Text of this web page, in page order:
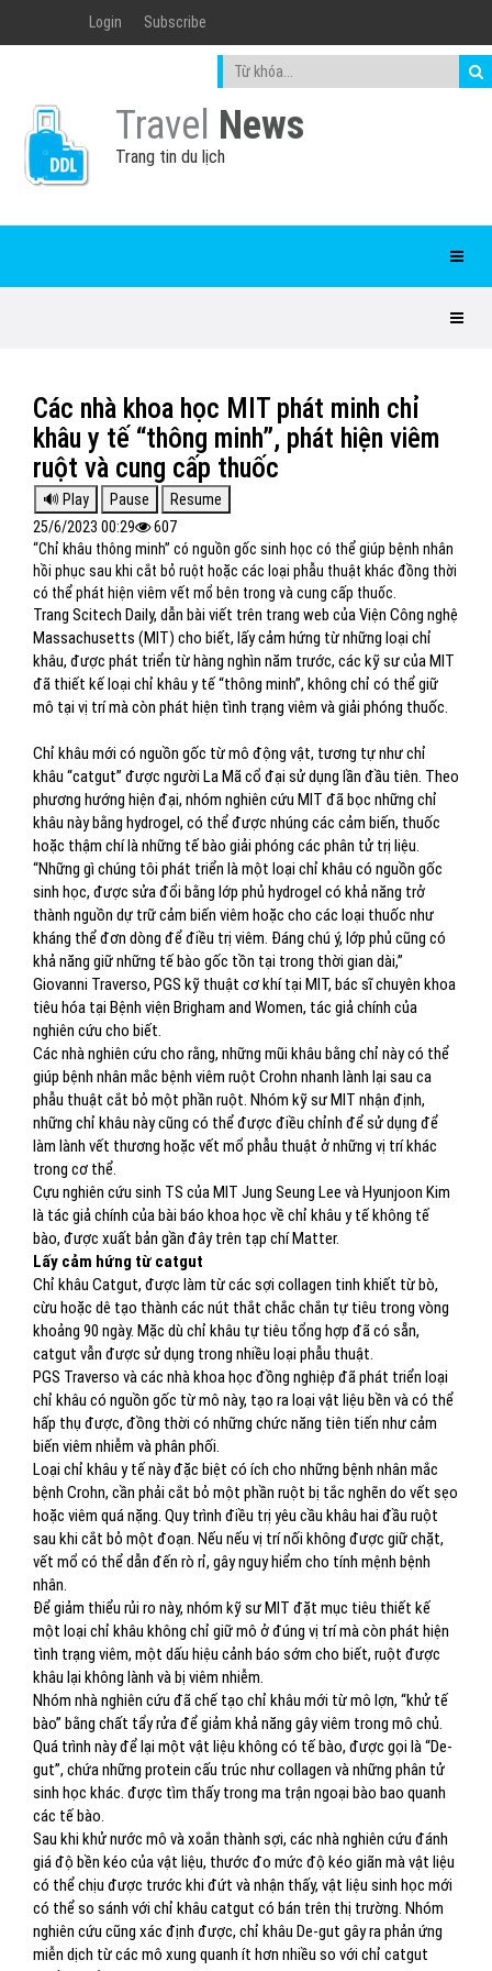
Login Subscribe
Travel News
Trang tin du lịch
Các nhà khoa học MIT phát minh chỉ
khâu y tế “thông minh”, phát hiện viêm
ruột và cung cấp thuốc
25/6/2023 00:29
607
“Chỉ khâu thông minh” có nguồn gốc sinh học có thể giúp bệnh nhân
hồi phục sau khi cắt bỏ ruột hoặc các loại phẫu thuật khác đồng thời
có thể phát hiện viêm vết mổ bên trong và cung cấp thuốc.
Trang Scitech Daily, dẫn bài viết trên trang web của Viện Công nghệ
Massachusetts (MIT) cho biết, lấy cảm hứng từ những loại chỉ
khâu, được phát triển từ hàng nghìn năm trước, các kỹ sư của MIT
đã thiết kế loại chỉ khâu y tế “thông minh”, không chỉ có thể giữ
mô tại vị trí mà còn phát hiện tình trạng viêm và giải phóng thuốc.
Chỉ khâu mới có nguồn gốc từ mô động vật, tương tự như chỉ
khâu “catgut” được người La Mã cổ đại sử dụng lần đầu tiên. Theo
phương hướng hiện đại, nhóm nghiên cứu MIT đã bọc những chỉ
khâu này bằng hydrogel, có thể được nhúng các cảm biến, thuốc
hoặc thậm chí là những tế bào giải phóng các phân tử trị liệu.
“Những gì chúng tôi phát triển là một loại chỉ khâu có nguồn gốc
sinh học, được sửa đổi bằng lớp phủ hydrogel có khả năng trở
thành nguồn dự trữ cảm biến viêm hoặc cho các loại thuốc như
kháng thể đơn dòng để điều trị viêm. Đáng chú ý, lớp phủ cũng có
khả năng giữ những tế bào gốc tồn tại trong thời gian dài,”
Giovanni Traverso, PGS kỹ thuật cơ khí tại MIT, bác sĩ chuyên khoa
tiêu hóa tại Bệnh viện Brigham and Women, tác giả chính của
nghiên cứu cho biết.
Các nhà nghiên cứu cho rằng, những mũi khâu bằng chỉ này có thể
giúp bệnh nhân mắc bệnh viêm ruột Crohn nhanh lành lại sau ca
phẫu thuật cắt bỏ một phần ruột. Nhóm kỹ sư MIT nhận định,
những chỉ khâu này cũng có thể được điều chỉnh để sử dụng để
làm lành vết thương hoặc vết mổ phẫu thuật ở những vị trí khác
trong cơ thể.
Cựu nghiên cứu sinh TS của MIT Jung Seung Lee và Hyunjoon Kim
là tác giả chính của bài báo khoa học về chỉ khâu y tế không tế
bào, được xuất bản gần đây trên tạp chí Matter.
Lấy cảm hứng từ catgut
Chỉ khâu Catgut, được làm từ các sợi collagen tinh khiết từ bò,
cừu hoặc dê tạo thành các nút thắt chắc chắn tự tiêu trong vòng
khoảng 90 ngày. Mặc dù chỉ khâu tự tiêu tổng hợp đã có sẵn,
catgut vẫn được sử dụng trong nhiều loại phẫu thuật.
PGS Traverso và các nhà khoa học đồng nghiệp đã phát triển loại
chỉ khâu có nguồn gốc từ mô này, tạo ra loại vật liệu bền và có thể
hấp thụ được, đồng thời có những chức năng tiên tiến như cảm
biến viêm nhiễm và phân phối.
Loại chỉ khâu y tế này đặc biệt có ích cho những bệnh nhân mắc
bệnh Crohn, cần phải cắt bỏ một phần ruột bị tắc nghẽn do vết sẹo
hoặc viêm quá nặng. Quy trình điều trị yêu cầu khâu hai đầu ruột
sau khi cắt bỏ một đoạn. Nếu nếu vị trí nối không được giữ chặt,
vết mổ có thể dẫn đến rò rỉ, gây nguy hiểm cho tính mệnh bệnh
nhân.
Để giảm thiểu rủi ro này, nhóm kỹ sư MIT đặt mục tiêu thiết kế
một loại chỉ khâu không chỉ giữ mô ở đúng vị trí mà còn phát hiện
tình trạng viêm, một dấu hiệu cảnh báo sớm cho biết, ruột được
khâu lại không lành và bị viêm nhiễm.
Nhóm nhà nghiên cứu đã chế tạo chỉ khâu mới từ mô lợn, “khử tế
bào” bằng chất tẩy rửa để giảm khả năng gây viêm trong mô chủ.
Quá trình này để lại một vật liệu không có tế bào, được gọi là “De-
gut”, chứa những protein cấu trúc như collagen và những phân tử
sinh học khác. được tìm thấy trong ma trận ngoại bào bao quanh
các tế bào.
Sau khi khử nước mô và xoắn thành sợi, các nhà nghiên cứu đánh
giá độ bền kéo của vật liệu, thước đo mức độ kéo giãn mà vật liệu
có thể chịu được trước khi đứt và nhận thấy, vật liệu sinh học mới
có thể so sánh với chỉ khâu catgut có bán trên thị trường. Nhóm
nghiên cứu cũng xác định được, chỉ khâu De-gut gây ra phản ứng
miễn dịch từ các mô xung quanh ít hơn nhiều so với chỉ catgut